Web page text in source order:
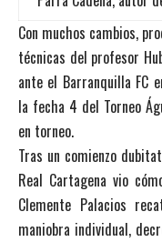
Con muchos cambios,
técnicas del profesor
ante el Barranquilla FC
la fecha 4 del Torneo
en torneo.
Tras un comienzo
Real Cartagena vio
Clemente Palacios
maniobra individual,